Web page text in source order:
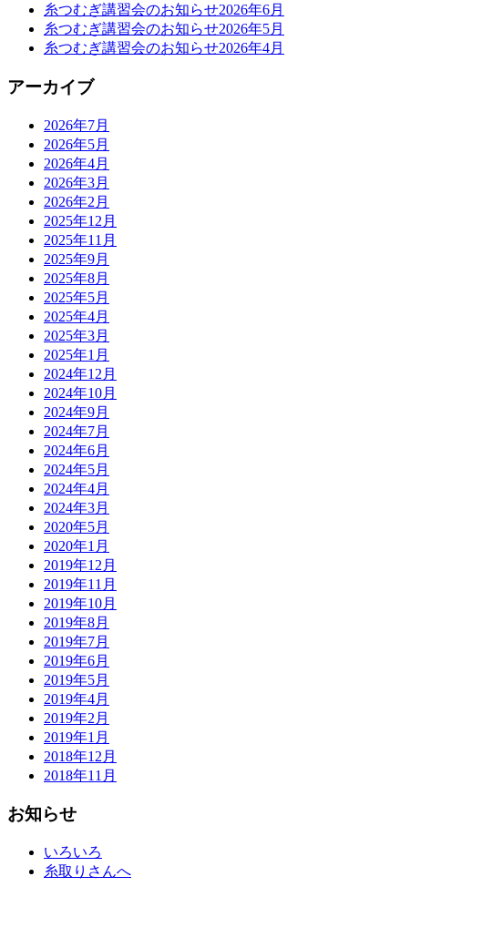
糸つむぎ講習会のお知らせ2026年6月
糸つむぎ講習会のお知らせ2026年5月
糸つむぎ講習会のお知らせ2026年4月
アーカイブ
2026年7月
2026年5月
2026年4月
2026年3月
2026年2月
2025年12月
2025年11月
2025年9月
2025年8月
2025年5月
2025年4月
2025年3月
2025年1月
2024年12月
2024年10月
2024年9月
2024年7月
2024年6月
2024年5月
2024年4月
2024年3月
2020年5月
2020年1月
2019年12月
2019年11月
2019年10月
2019年8月
2019年7月
2019年6月
2019年5月
2019年4月
2019年2月
2019年1月
2018年12月
2018年11月
お知らせ
いろいろ
糸取りさんへ